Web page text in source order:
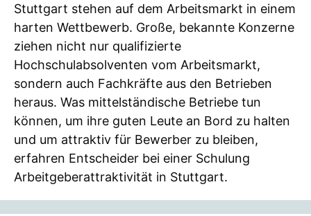
Stuttgart stehen auf dem Arbeitsmarkt in einem
harten Wettbewerb. Große, bekannte Konzerne
ziehen nicht nur qualifizierte
Hochschulabsolventen vom Arbeitsmarkt,
sondern auch Fachkräfte aus den Betrieben
heraus. Was mittelständische Betriebe tun
können, um ihre guten Leute an Bord zu halten
und um attraktiv für Bewerber zu bleiben,
erfahren Entscheider bei einer Schulung
Arbeitgeberattraktivität in Stuttgart.